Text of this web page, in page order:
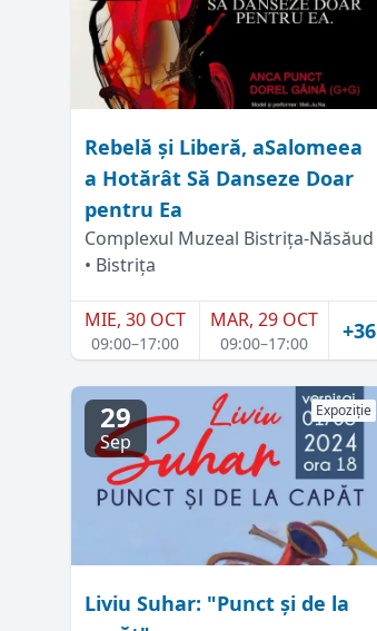
Rebelă și Liberă, aSalomeea
a Hotărât Să Danseze Doar
pentru Ea
Complexul Muzeal Bistrița-Năsăud
• Bistrița
MIE, 30 OCT
09:00–17:00
MAR, 29 OCT
09:00–17:00 +36
29
Sep
Expoziție
Liviu Suhar: "Punct și de la